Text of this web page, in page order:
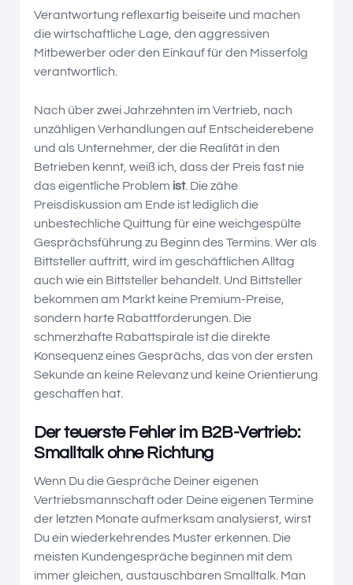
Verantwortung reflexartig beiseite und machen
die wirtschaftliche Lage, den aggressiven
Mitbewerber oder den Einkauf für den Misserfolg
verantwortlich.
Nach über zwei Jahrzehnten im Vertrieb, nach
unzähligen Verhandlungen auf Entscheiderebene
und als Unternehmer, der die Realität in den
Betrieben kennt, weiß ich, dass der Preis fast nie
das eigentliche Problem ist. Die zähe
Preisdiskussion am Ende ist lediglich die
unbestechliche Quittung für eine weichgespülte
Gesprächsführung zu Beginn des Termins. Wer als
Bittsteller auftritt, wird im geschäftlichen Alltag
auch wie ein Bittsteller behandelt. Und Bittsteller
bekommen am Markt keine Premium-Preise,
sondern harte Rabattforderungen. Die
schmerzhafte Rabattspirale ist die direkte
Konsequenz eines Gesprächs, das von der ersten
Sekunde an keine Relevanz und keine Orientierung
geschaffen hat.
Der teuerste Fehler im B2B-Vertrieb:
Smalltalk ohne Richtung
Wenn Du die Gespräche Deiner eigenen
Vertriebsmannschaft oder Deine eigenen Termine
der letzten Monate aufmerksam analysierst, wirst
Du ein wiederkehrendes Muster erkennen. Die
meisten Kundengespräche beginnen mit dem
immer gleichen, austauschbaren Smalltalk. Man